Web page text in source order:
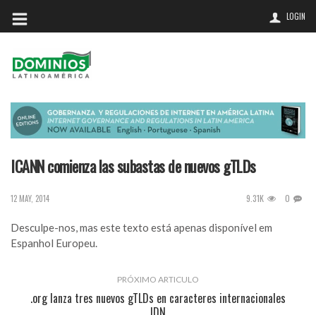
LOGIN
ICANN comienza las subastas de nuevos gTLDs
12 MAY, 2014 9.31K 0
Desculpe-nos, mas este texto está apenas disponível em
Espanhol Europeu.
PRÓXIMO ARTICULO
.org lanza tres nuevos gTLDs en caracteres internacionales